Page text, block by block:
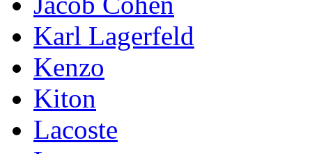
Karl Lagerfeld
Kenzo
Kiton
Lacoste